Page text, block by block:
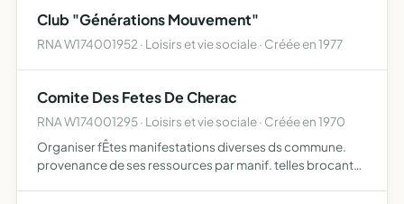
Club "Générations Mouvement"
RNA W174001952 · Loisirs et vie sociale · Créée en 1977
Comite Des Fetes De Cherac
RNA W174001295 · Loisirs et vie sociale · Créée en 1970
Organiser fÊtes manifestations diverses ds commune.
provenance de ses ressources par manif. telles brocante,